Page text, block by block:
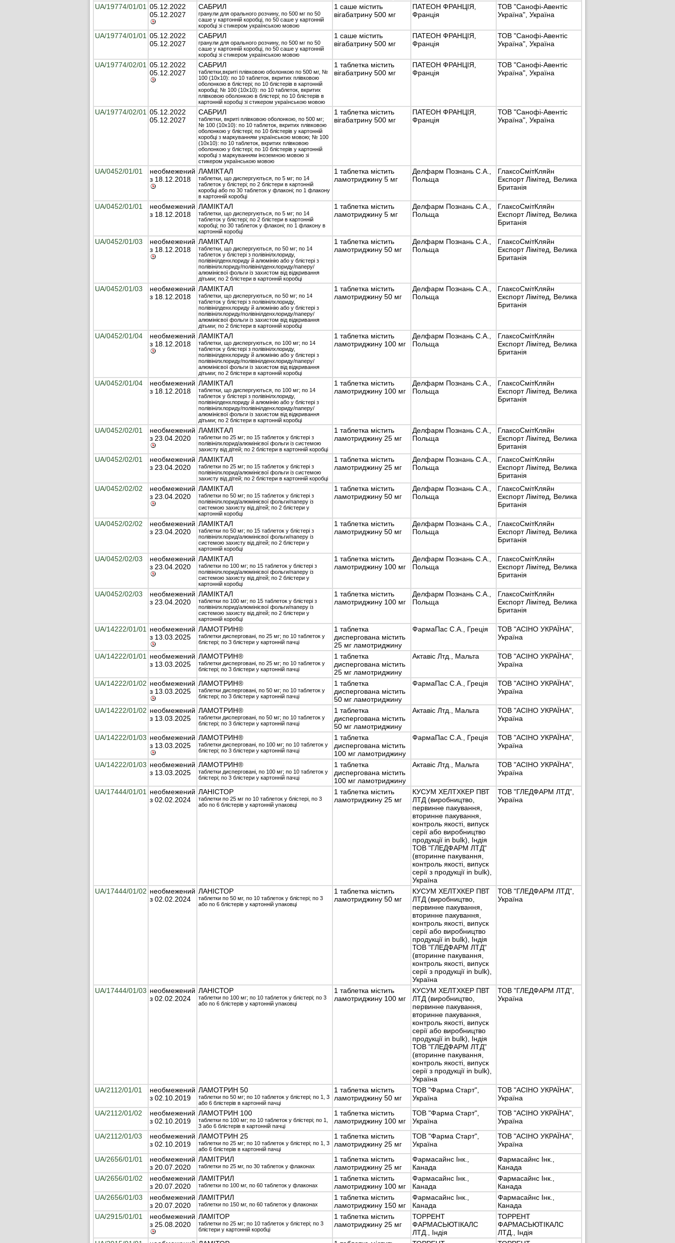
UA/19774/01/01 05.12.2022
05.12.2027
САБРИЛ
гранули для орального розчину, по 500 мг по 50
саше у картонній коробці, по 50 саше у картонній
коробці зі стикером українською мовою
1 саше містить
вігабатрину 500 мг
ПАТЕОН ФРАНЦІЯ,
Франція
ТОВ "Санофі-Авентіс
Україна", Україна
UA/19774/01/01 05.12.2022
05.12.2027
САБРИЛ
гранули для орального розчину, по 500 мг по 50
саше у картонній коробці, по 50 саше у картонній
коробці зі стикером українською мовою
1 саше містить
вігабатрину 500 мг
ПАТЕОН ФРАНЦІЯ,
Франція
ТОВ "Санофі-Авентіс
Україна", Україна
UA/19774/02/01 05.12.2022
05.12.2027
САБРИЛ
таблетки,вкриті плівковою оболонкою по 500 мг, №
100 (10х10): по 10 таблеток, вкритих плівковою
оболонкою в блістері; по 10 блістерів в картонній
коробці; № 100 (10х10): по 10 таблеток, вкритих
плівковою оболонкою в блістері; по 10 блістерів в
картонній коробці зі стикером українською мовою
1 таблетка містить
вігабатрину 500 мг
ПАТЕОН ФРАНЦІЯ,
Франція
ТОВ "Санофі-Авентіс
Україна", Україна
UA/19774/02/01 05.12.2022
05.12.2027
САБРИЛ
таблетки, вкриті плівковою оболонкою, по 500 мг;
№ 100 (10х10): по 10 таблеток, вкритих плівковою
оболонкою у блістері; по 10 блістерів у картонній
коробці з маркуванням українською мовою; № 100
(10х10): по 10 таблеток, вкритих плівковою
оболонкою у блістері; по 10 блістерів у картонній
коробці з маркуванням іноземною мовою зі
стикером українською мовою
1 таблетка містить
вігабатрину 500 мг
ПАТЕОН ФРАНЦІЯ,
Франція
ТОВ "Санофі-Авентіс
Україна", Україна
UA/0452/01/01
необмежений
з 18.12.2018
ЛАМІКТАЛ
таблетки, що диспергуються, по 5 мг; по 14
таблеток у блістері; по 2 блістери в картонній
коробці або по 30 таблеток у флаконі; по 1 флакону
в картонній коробці
1 таблетка містить
ламотриджину 5 мг
Делфарм Познань С.А.,
Польща
ГлаксоСмітКляйн
Експорт Лімітед, Велика
Британія
UA/0452/01/01
необмежений
з 18.12.2018
ЛАМІКТАЛ
таблетки, що диспергуються, по 5 мг; по 14
таблеток у блістері; по 2 блістери в картонній
коробці; по 30 таблеток у флаконі; по 1 флакону в
картонній коробці
1 таблетка містить
ламотриджину 5 мг
Делфарм Познань С.А.,
Польща
ГлаксоСмітКляйн
Експорт Лімітед, Велика
Британія
UA/0452/01/03
необмежений
з 18.12.2018
ЛАМІКТАЛ
таблетки, що диспергуються, по 50 мг; по 14
таблеток у блістері з полівінілхлориду,
полівінілденхлориду й алюмінію або у блістері з
полівінілхлориду/полівінілденхлориду/паперу/
алюмінієвої фольги із захистом від відкривання
дітьми; по 2 блістери в картонній коробці
1 таблетка містить
ламотриджину 50 мг
Делфарм Познань С.А.,
Польща
ГлаксоСмітКляйн
Експорт Лімітед, Велика
Британія
UA/0452/01/03
необмежений
з 18.12.2018
ЛАМІКТАЛ
таблетки, що диспергуються, по 50 мг; по 14
таблеток у блістері з полівінілхлориду,
полівінілденхлориду й алюмінію або у блістері з
полівінілхлориду/полівінілденхлориду/паперу/
алюмінієвої фольги із захистом від відкривання
дітьми; по 2 блістери в картонній коробці
1 таблетка містить
ламотриджину 50 мг
Делфарм Познань С.А.,
Польща
ГлаксоСмітКляйн
Експорт Лімітед, Велика
Британія
UA/0452/01/04
необмежений
з 18.12.2018
ЛАМІКТАЛ
таблетки, що диспергуються, по 100 мг; по 14
таблеток у блістері з полівінілхлориду,
полівінілденхлориду й алюмінію або у блістері з
полівінілхлориду/полівінілденхлориду/паперу/
алюмінієвої фольги із захистом від відкривання
дітьми; по 2 блістери в картонній коробці
1 таблетка містить
ламотриджину 100 мг
Делфарм Познань С.А.,
Польща
ГлаксоСмітКляйн
Експорт Лімітед, Велика
Британія
UA/0452/01/04
необмежений
з 18.12.2018
ЛАМІКТАЛ
таблетки, що диспергуються, по 100 мг; по 14
таблеток у блістері з полівінілхлориду,
полівінілденхлориду й алюмінію або у блістері з
полівінілхлориду/полівінілденхлориду/паперу/
алюмінієвої фольги із захистом від відкривання
дітьми; по 2 блістери в картонній коробці
1 таблетка містить
ламотриджину 100 мг
Делфарм Познань С.А.,
Польща
ГлаксоСмітКляйн
Експорт Лімітед, Велика
Британія
UA/0452/02/01
необмежений
з 23.04.2020
ЛАМІКТАЛ
таблетки по 25 мг; по 15 таблеток у блістері з
полівінілхлорид/алюмінієвої фольги із системою
захисту від дітей; по 2 блістери в картонній коробці
1 таблетка містить
ламотриджину 25 мг
Делфарм Познань С.А.,
Польща
ГлаксоСмітКляйн
Експорт Лімітед, Велика
Британія
UA/0452/02/01
необмежений
з 23.04.2020
ЛАМІКТАЛ
таблетки по 25 мг; по 15 таблеток у блістері з
полівінілхлорид/алюмінієвої фольги із системою
захисту від дітей; по 2 блістери в картонній коробці
1 таблетка містить
ламотриджину 25 мг
Делфарм Познань С.А.,
Польща
ГлаксоСмітКляйн
Експорт Лімітед, Велика
Британія
UA/0452/02/02
необмежений
з 23.04.2020
ЛАМІКТАЛ
таблетки по 50 мг; по 15 таблеток у блістері з
полівінілхлорид/алюмінієвої фольги/паперу із
системою захисту від дітей; по 2 блістери у
картонній коробці
1 таблетка містить
ламотриджину 50 мг
Делфарм Познань С.А.,
Польща
ГлаксоСмітКляйн
Експорт Лімітед, Велика
Британія
UA/0452/02/02
необмежений
з 23.04.2020
ЛАМІКТАЛ
таблетки по 50 мг; по 15 таблеток у блістері з
полівінілхлорид/алюмінієвої фольги/паперу із
системою захисту від дітей; по 2 блістери у
картонній коробці
1 таблетка містить
ламотриджину 50 мг
Делфарм Познань С.А.,
Польща
ГлаксоСмітКляйн
Експорт Лімітед, Велика
Британія
UA/0452/02/03
необмежений
з 23.04.2020
ЛАМІКТАЛ
таблетки по 100 мг; по 15 таблеток у блістері з
полівінілхлорид/алюмінієвої фольги/паперу із
системою захисту від дітей; по 2 блістери у
картонній коробці
1 таблетка містить
ламотриджину 100 мг
Делфарм Познань С.А.,
Польща
ГлаксоСмітКляйн
Експорт Лімітед, Велика
Британія
UA/0452/02/03
необмежений
з 23.04.2020
ЛАМІКТАЛ
таблетки по 100 мг; по 15 таблеток у блістері з
полівінілхлорид/алюмінієвої фольги/паперу із
системою захисту від дітей; по 2 блістери у
картонній коробці
1 таблетка містить
ламотриджину 100 мг
Делфарм Познань С.А.,
Польща
ГлаксоСмітКляйн
Експорт Лімітед, Велика
Британія
UA/14222/01/01
необмежений
з 13.03.2025
ЛАМОТРИН®
таблетки дисперговані, по 25 мг; по 10 таблеток у
блістері; по 3 блістери у картонній пачці
1 таблетка
диспергована містить
25 мг ламотриджину
ФармаПас С.А., Греція
ТОВ "АСІНО УКРАЇНА",
Україна
UA/14222/01/01
необмежений
з 13.03.2025
ЛАМОТРИН®
таблетки дисперговані, по 25 мг; по 10 таблеток у
блістері; по 3 блістери у картонній пачці
1 таблетка
диспергована містить
25 мг ламотриджину
Актавіс Лтд., Мальта
ТОВ "АСІНО УКРАЇНА",
Україна
UA/14222/01/02 необмежений
з 13.03.2025
ЛАМОТРИН®
таблетки дисперговані, по 50 мг; по 10 таблеток у
блістері; по 3 блістери у картонній пачці
1 таблетка
диспергована містить
50 мг ламотриджину
ФармаПас С.А., Греція
ТОВ "АСІНО УКРАЇНА",
Україна
UA/14222/01/02 необмежений
з 13.03.2025
ЛАМОТРИН®
таблетки дисперговані, по 50 мг; по 10 таблеток у
блістері; по 3 блістери у картонній пачці
1 таблетка
диспергована містить
50 мг ламотриджину
Актавіс Лтд., Мальта
ТОВ "АСІНО УКРАЇНА",
Україна
UA/14222/01/03 необмежений
з 13.03.2025
ЛАМОТРИН®
таблетки дисперговані, по 100 мг; по 10 таблеток у
блістері; по 3 блістери у картонній пачці
1 таблетка
диспергована містить
100 мг ламотриджину
ФармаПас С.А., Греція
ТОВ "АСІНО УКРАЇНА",
Україна
UA/14222/01/03 необмежений
з 13.03.2025
ЛАМОТРИН®
таблетки дисперговані, по 100 мг; по 10 таблеток у
блістері; по 3 блістери у картонній пачці
1 таблетка
диспергована містить
100 мг ламотриджину
Актавіс Лтд., Мальта
ТОВ "АСІНО УКРАЇНА",
Україна
UA/17444/01/01
необмежений
з 02.02.2024
ЛАНІСТОР
таблетки по 25 мг по 10 таблеток у блістері, по 3
або по 6 блістерів у картонній упаковці
1 таблетка містить
ламотриджину 25 мг
КУСУМ ХЕЛТХКЕР ПВТ
ЛТД (виробництво,
первинне пакування,
вторинне пакування,
контроль якості, випуск
серії або виробництво
продукції in bulk), Індія
ТОВ "ГЛЕДФАРМ ЛТД"
(вторинне пакування,
контроль якості, випуск
серії з продукції in bulk),
Україна
ТОВ "ГЛЕДФАРМ ЛТД",
Україна
UA/17444/01/02 необмежений
з 02.02.2024
ЛАНІСТОР
таблетки по 50 мг, по 10 таблеток у блістері; по 3
або по 6 блістерів у картонній упаковці
1 таблетка містить
ламотриджину 50 мг
КУСУМ ХЕЛТХКЕР ПВТ
ЛТД (виробництво,
первинне пакування,
вторинне пакування,
контроль якості, випуск
серії або виробництво
продукції in bulk), Індія
ТОВ "ГЛЕДФАРМ ЛТД"
(вторинне пакування,
контроль якості, випуск
серії з продукції in bulk),
Україна
ТОВ "ГЛЕДФАРМ ЛТД",
Україна
UA/17444/01/03 необмежений
з 02.02.2024
ЛАНІСТОР
таблетки по 100 мг; по 10 таблеток у блістері; по 3
або по 6 блістерів у картонній упаковці
1 таблетка містить
ламотриджину 100 мг
КУСУМ ХЕЛТХКЕР ПВТ
ЛТД (виробництво,
первинне пакування,
вторинне пакування,
контроль якості, випуск
серії або виробництво
продукції in bulk), Індія
ТОВ "ГЛЕДФАРМ ЛТД"
(вторинне пакування,
контроль якості, випуск
серії з продукції in bulk),
Україна
ТОВ "ГЛЕДФАРМ ЛТД",
Україна
UA/2112/01/01
необмежений
з 02.10.2019
ЛАМОТРИН 50
таблетки по 50 мг; по 10 таблеток у блістері; по 1, 3
або 6 блістерів в картонній пачці
1 таблетка містить
ламотриджину 50 мг
ТОВ "Фарма Старт",
Україна
ТОВ "АСІНО УКРАЇНА",
Україна
UA/2112/01/02
необмежений
з 02.10.2019
ЛАМОТРИН 100
таблетки по 100 мг; по 10 таблеток у блістері; по 1,
3 або 6 блістерів в картонній пачці
1 таблетка містить
ламотриджину 100 мг
ТОВ "Фарма Старт",
Україна
ТОВ "АСІНО УКРАЇНА",
Україна
UA/2112/01/03
необмежений
з 02.10.2019
ЛАМОТРИН 25
таблетки по 25 мг; по 10 таблеток у блістері; по 1, 3
або 6 блістерів в картонній пачці
1 таблетка містить
ламотриджину 25 мг
ТОВ "Фарма Старт",
Україна
ТОВ "АСІНО УКРАЇНА",
Україна
UA/2656/01/01
необмежений
з 20.07.2020
ЛАМІТРИЛ
таблетки по 25 мг, по 30 таблеток у флаконах
1 таблетка містить
ламотриджину 25 мг
Фармасайнс Інк.,
Канада
Фармасайнс Інк.,
Канада
UA/2656/01/02
необмежений
з 20.07.2020
ЛАМІТРИЛ
таблетки по 100 мг, по 60 таблеток у флаконах
1 таблетка містить
ламотриджину 100 мг
Фармасайнс Інк.,
Канада
Фармасайнс Інк.,
Канада
UA/2656/01/03
необмежений
з 20.07.2020
ЛАМІТРИЛ
таблетки по 150 мг, по 60 таблеток у флаконах
1 таблетка містить
ламотриджину 150 мг
Фармасайнс Інк.,
Канада
Фармасайнс Інк.,
Канада
UA/2915/01/01
необмежений
з 25.08.2020
ЛАМІТОР
таблетки по 25 мг; по 10 таблеток у блістері; по 3
блістери у картонній коробці
1 таблетка містить
ламотриджину 25 мг
ТОРРЕНТ
ФАРМАСЬЮТІКАЛС
ЛТД., Індія
ТОРРЕНТ
ФАРМАСЬЮТІКАЛС
ЛТД., Індія